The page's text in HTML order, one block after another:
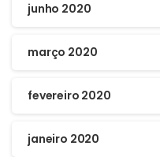
junho 2020
março 2020
fevereiro 2020
janeiro 2020